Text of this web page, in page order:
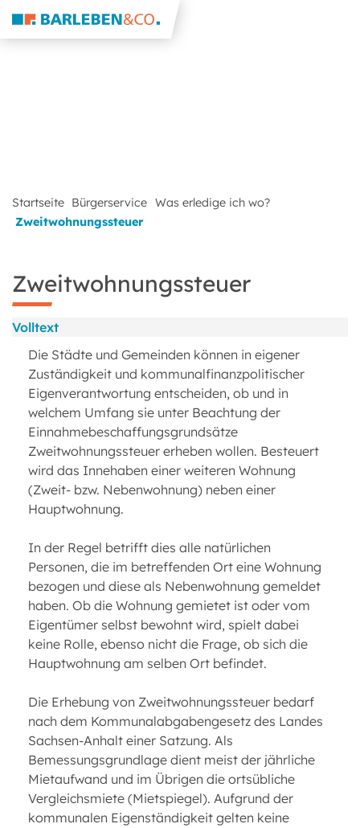
Startseite Bürgerservice Was erledige ich wo?
Zweitwohnungssteuer
Zweitwohnungssteuer
Volltext
Die Städte und Gemeinden können in eigener
Zuständigkeit und kommunalfinanzpolitischer
Eigenverantwortung entscheiden, ob und in
welchem Umfang sie unter Beachtung der
Einnahmebeschaffungsgrundsätze
Zweitwohnungssteuer erheben wollen. Besteuert
wird das Innehaben einer weiteren Wohnung
(Zweit- bzw. Nebenwohnung) neben einer
Hauptwohnung.
In der Regel betrifft dies alle natürlichen
Personen, die im betreffenden Ort eine Wohnung
bezogen und diese als Nebenwohnung gemeldet
haben. Ob die Wohnung gemietet ist oder vom
Eigentümer selbst bewohnt wird, spielt dabei
keine Rolle, ebenso nicht die Frage, ob sich die
Hauptwohnung am selben Ort befindet.
Die Erhebung von Zweitwohnungssteuer bedarf
nach dem Kommunalabgabengesetz des Landes
Sachsen-Anhalt einer Satzung. Als
Bemessungsgrundlage dient meist der jährliche
Mietaufwand und im Übrigen die ortsübliche
Vergleichsmiete (Mietspiegel). Aufgrund der
kommunalen Eigenständigkeit gelten keine